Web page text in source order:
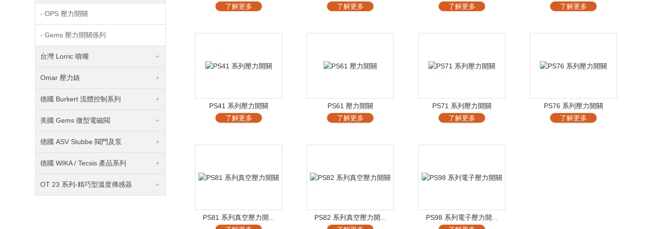
- OPS 壓力開關
- Gems 壓力開關係列
台灣 Lorric 噴嘴
Omar 壓力錶
德國 Burkert 流體控制系列
美國 Gems 微型電磁閥
德國 ASV Stubbe 閥門及泵
德國 WIKA / Tecsis 產品系列
OT 23 系列-精巧型溫度傳感器
了解更多
了解更多
了解更多
了解更多
PS41 系列壓力開關
了解更多
PS61 壓力開關
了解更多
PS71 系列壓力開關
了解更多
PS76 系列壓力開關
了解更多
PS81 系列真空壓力開...
PS82 系列真空壓力開...
PS98 系列電子壓力開...